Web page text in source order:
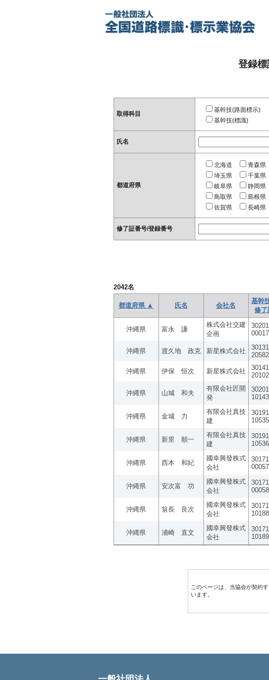
登録
取得科目
基幹技(路面標示)
基幹技(標識)
氏名
都道府県
北海道 青森県
埼玉県
千葉県
岐阜県
静岡県
鳥取県
島根県
佐賀県
長崎県
修了証番号/登録番号
2042名
都道府県 ▲ 氏名 会社名
基幹
修了
沖縄県 富永 謙
株式会社交建
企画
00017
沖縄県 渡久地 政克 新星株式会社
20582
沖縄県 伊保 恒次 新星株式会社
20102
沖縄県 山城 和夫
有限会社匠開
発
10143
沖縄県 金城 力
有限会社真技
建
10535
沖縄県 新里 順一
有限会社真技
建
10536
沖縄県 西本 和紀
國幸興發株式
会社
00057
沖縄県 安次富 功
國幸興發株式
会社
00058
沖縄県 翁長 良次
國幸興發株式
会社
10188
沖縄県 浦崎 直文
國幸興發株式
会社
10189
このページは、当協会が契約す
います。